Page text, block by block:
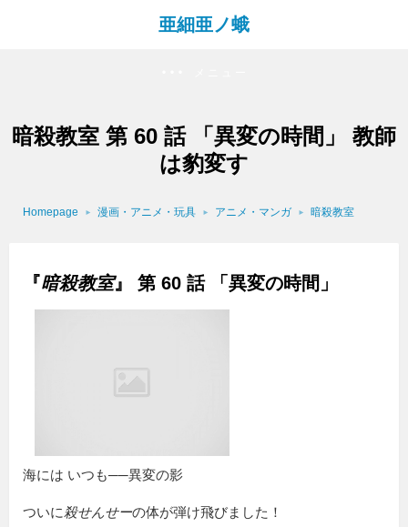
亜細亜ノ蛾
暗殺教室 第 60 話 「異変の時間」 教師
は豹変す
Homepage 漫画・アニメ・玩具 アニメ・マンガ 暗殺教室
『暗殺教室』 第 60 話 「異変の時間」
海には いつも──異変の影
ついに殺せんせーの体が弾け飛びました！